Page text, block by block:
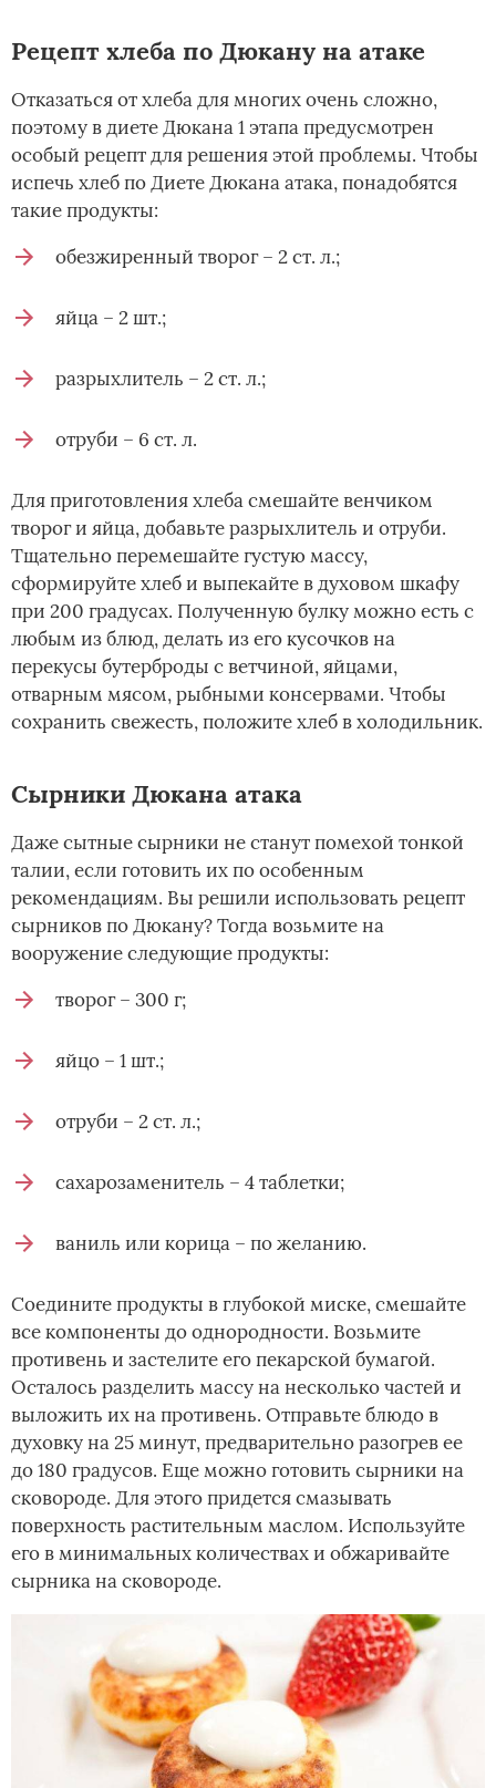
Рецепт хлеба по Дюкану на атаке
Отказаться от хлеба для многих очень сложно,
поэтому в диете Дюкана 1 этапа предусмотрен
особый рецепт для решения этой проблемы. Чтобы
испечь хлеб по Диете Дюкана атака, понадобятся
такие продукты:
обезжиренный творог – 2 ст. л.;
яйца – 2 шт.;
разрыхлитель – 2 ст. л.;
отруби – 6 ст. л.
Для приготовления хлеба смешайте венчиком
творог и яйца, добавьте разрыхлитель и отруби.
Тщательно перемешайте густую массу,
сформируйте хлеб и выпекайте в духовом шкафу
при 200 градусах. Полученную булку можно есть с
любым из блюд, делать из его кусочков на
перекусы бутерброды с ветчиной, яйцами,
отварным мясом, рыбными консервами. Чтобы
сохранить свежесть, положите хлеб в холодильник.
Сырники Дюкана атака
Даже сытные сырники не станут помехой тонкой
талии, если готовить их по особенным
рекомендациям. Вы решили использовать рецепт
сырников по Дюкану? Тогда возьмите на
вооружение следующие продукты:
творог – 300 г;
яйцо – 1 шт.;
отруби – 2 ст. л.;
сахарозаменитель – 4 таблетки;
ваниль или корица – по желанию.
Соедините продукты в глубокой миске, смешайте
все компоненты до однородности. Возьмите
противень и застелите его пекарской бумагой.
Осталось разделить массу на несколько частей и
выложить их на противень. Отправьте блюдо в
духовку на 25 минут, предварительно разогрев ее
до 180 градусов. Еще можно готовить сырники на
сковороде. Для этого придется смазывать
поверхность растительным маслом. Используйте
его в минимальных количествах и обжаривайте
сырника на сковороде.